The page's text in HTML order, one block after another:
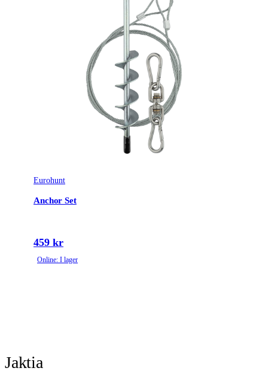
Eurohunt
Anchor Set
459 kr
Online: I lager
Jaktia